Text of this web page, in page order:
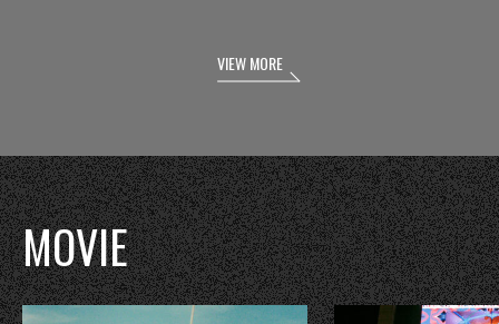
VIEW MORE
MOVIE